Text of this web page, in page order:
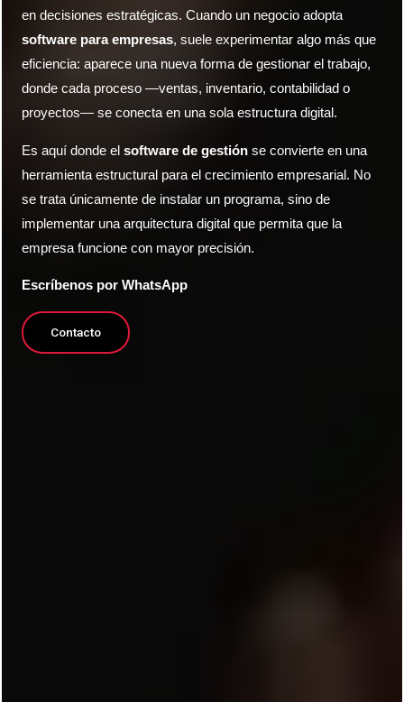
en decisiones estratégicas. Cuando un negocio adopta
software para empresas, suele experimentar algo más que
eficiencia: aparece una nueva forma de gestionar el trabajo,
donde cada proceso —ventas, inventario, contabilidad o
proyectos— se conecta en una sola estructura digital.
Es aquí donde elsoftware de gestión se convierte en una
herramienta estructural para el crecimiento empresarial. No
se trata únicamente de instalar un programa, sino de
implementar una arquitectura digital que permita que la
empresa funcione con mayor precisión.
Escríbenos por WhatsApp
Contacto